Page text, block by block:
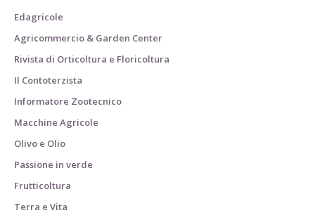
Edagricole
Agricommercio & Garden Center
Rivista di Orticoltura e Floricoltura
Il Contoterzista
Informatore Zootecnico
Macchine Agricole
Olivo e Olio
Passione in verde
Frutticoltura
Terra e Vita